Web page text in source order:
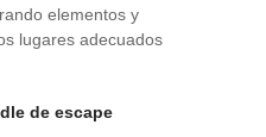
elementos y
lugares adecuados
de escape